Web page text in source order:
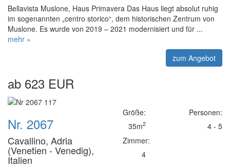
Bellavista Muslone, Haus Primavera Das Haus liegt absolut ruhig
im sogenannten „centro storico“, dem historischen Zentrum von
Muslone. Es wurde von 2019 – 2021 modernisiert und für ...
mehr »
zum Angebot
ab 623 EUR
Nr. 2067
Cavallino, Adria
(Venetien - Venedig),
Italien
Größe:
35m2
Zimmer:
4
Personen:
4 - 5